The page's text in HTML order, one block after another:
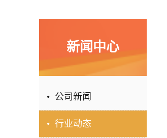
新闻中心
• 公司新闻
• 行业动态